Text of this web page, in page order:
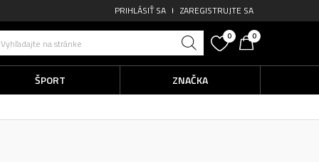
PRIHLÁSIŤ SA ZAREGISTRUJTE SA
Vyhľadajte na stránke
0 0
ŠPORT
ZNAČKA